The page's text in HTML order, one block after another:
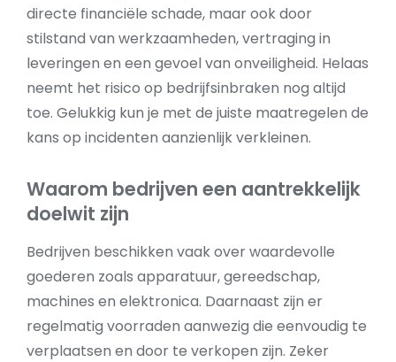
directe financiële schade, maar ook door
stilstand van werkzaamheden, vertraging in
leveringen en een gevoel van onveiligheid. Helaas
neemt het risico op bedrijfsinbraken nog altijd
toe. Gelukkig kun je met de juiste maatregelen de
kans op incidenten aanzienlijk verkleinen.
Waarom bedrijven een aantrekkelijk
doelwit zijn
Bedrijven beschikken vaak over waardevolle
goederen zoals apparatuur, gereedschap,
machines en elektronica. Daarnaast zijn er
regelmatig voorraden aanwezig die eenvoudig te
verplaatsen en door te verkopen zijn. Zeker